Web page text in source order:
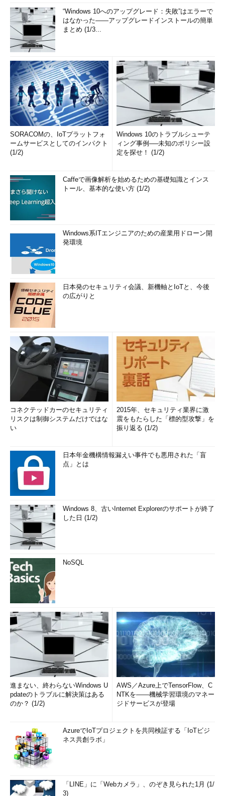
これがわざわざ計算能力を強化してまで採掘に励むインセンティ
ブとなっている（ブロック内のトランザクションからも若干の手
数料がもらえる）。発行済みのBTCの総量は、この採掘によって
のみ増加する。採掘というと、金鉱山でも掘り当てるというよう
ブロックチェーンにとっては、トランザクションを記録するため
に必要な基本的な処理である。
ブロックの分岐と破棄
以上のようにして、約10分ごとに1つ新しいブロックが順次追
加され、ブロックチェーンが長くなっていく。だが、場合によっ
てはブロックが分岐してしまうこともある。離れた場所にある2
つ以上のノードが、同時に新ブロックの追加作業を行ってしまう
ブロックの分岐が検出された場合、Bitcoinでは長い方のチェー
ンを採用して、短い方の枝は削除することになっている（削除す
す）。この仕組みにより、分散環境でも正しくブロックチェーン
を維持できる。また不正なブロックが追加されたとしても、計算
量の関係で正当なチェーンの方が早く伸び、不正なチェーンが使
われることはないだろう。
ブロックチェーンの分岐
同時にブロックを追加するなどして、ブロックチェーンが2
つに分岐した場合は、そのままにしておき、次にブロックが
追加された時点で短い方を破棄する。
このように、時々最後に追加されたブロックが破棄されること
があるので、重要なトランザクションの場合は（送金BTCの量が
ンが含まれるブロックの後ろにさらに何ブロックか追加されてか
ら）確定扱いにすることがある（例：「3 確認したら完了とみな
す」、など）。
Bitcoinを越えて
以上がBitcoinのブロックチェーンの概要である。分散ネットワ
ーク環境でも、ブロックチェーンという仕組みを使えば、十分に
実用的な電子通貨システムを構築できることがBitcoinによって実
証された。
だが、ブロックサイズが最大1MBと小さく、今後のトランザク
ション数の伸びに追い付かないとか（採掘が間に合わないとトラ
ンザクション処理が待たされる）、採掘に掛かるコストが高すぎ
る（今後はさらに計算能力が要求されるが、報酬額は次第に減額
される）など、いろいろと懸念事項もある（ニュース記事「ビッ
トコインは『失敗した』 離脱を表明した主要開発者が語る、そ
の問題点」参照）。
現在では、Bitcoinで得られたブロックチェーンの知見を応用し
て、異なる通貨システム（総称して「Bitcoin 2.0」などと呼ばれ
ることがある）を構築したり、通貨に限らずさまざまな分散型の
アプリケーションへの応用などが模索されたりしている（関連記
■関連リンク
「ブロックチェーン」最新記事一覧
「FinTech」最新記事一覧
Bitcoin（bitcoin.org）
Blockchain.info
“Windows 10へのアップグレード：失敗”はエラーで
はなかった――アップグレードインストールの簡単
まとめ (1/3...
SORACOMの、IoTプラットフォ
ームサービスとしてのインパクト
(1/2)
Windows 10のトラブルシューテ
ィング事例──未知のポリシー設
定を探せ！ (1/2)
Caffeで画像解析を始めるための基礎知識とインス
トール、基本的な使い方 (1/2)
Windows系ITエンジニアのための産業用ドローン開
発環境
日本発のセキュリティ会議、新機軸とIoTと、今後
の広がりと
コネクテッドカーのセキュリティ
リスクは制御システムだけではな
い
2015年、セキュリティ業界に激
震をもたらした「標的型攻撃」を
振り返る (1/2)
日本年金機構情報漏えい事件でも悪用された「盲
点」とは
Windows 8、古いInternet Explorerのサポートが終了
した日 (1/2)
NoSQL
進まない、終わらないWindows U
pdateのトラブルに解決策はある
のか？ (1/2)
AWS／Azure上でTensorFlow、C
NTKを――機械学習環境のマネー
ジドサービスが登場
AzureでIoTプロジェクトを共同検証する「IoTビジ
ネス共創ラボ」
「LINE」に「Webカメラ」、のぞき見られた1月 (1/
3)